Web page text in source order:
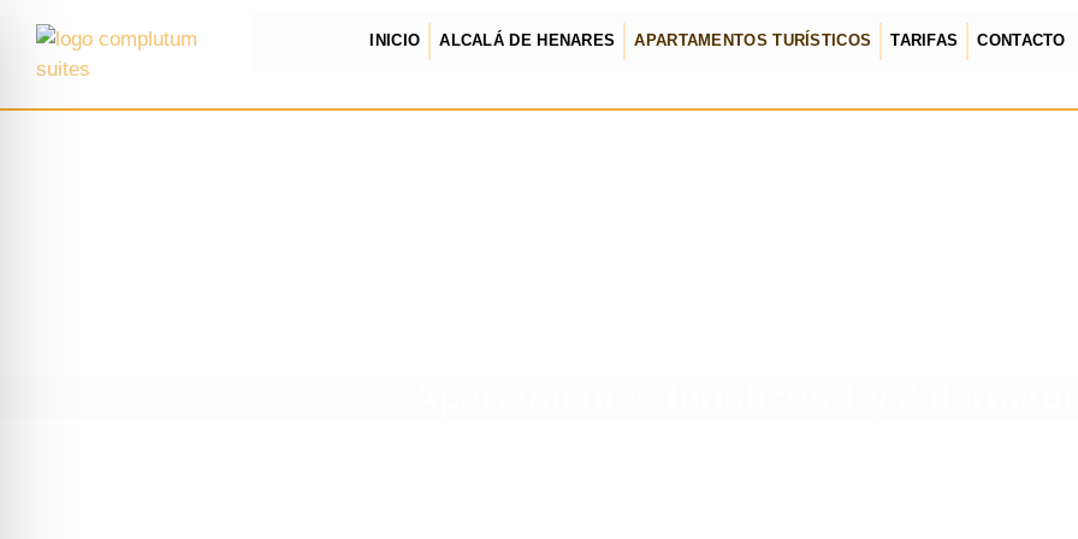
INICIO ALCALÁ DE HENARES APARTAMENTOS TURÍSTICOS TARIFAS CONTACTO